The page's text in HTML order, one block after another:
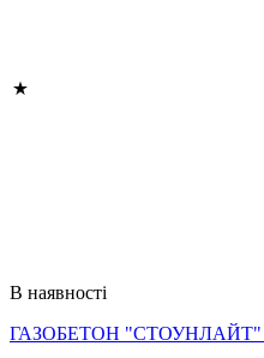
В наявності
ГАЗОБЕТОН "СТОУНЛАЙТ"